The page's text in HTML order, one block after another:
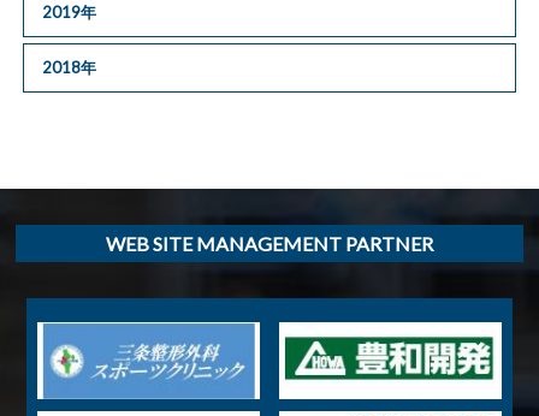
2019年
2018年
WEB SITE MANAGEMENT PARTNER